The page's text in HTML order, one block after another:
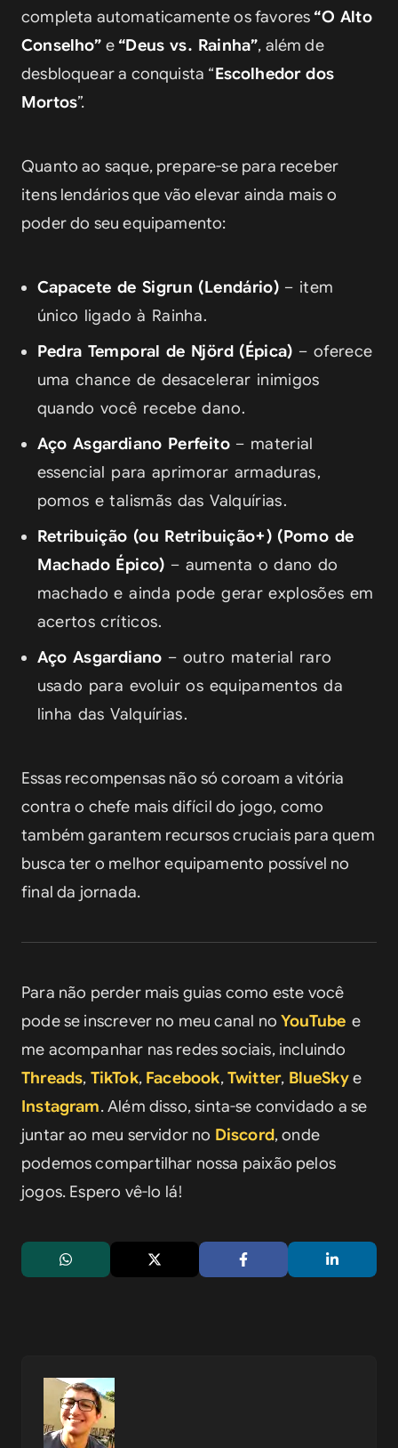
completa automaticamente os favores “O Alto
Conselho” e “Deus vs. Rainha”, além de
desbloquear a conquista “Escolhedor dos
Mortos”.
Quanto ao saque, prepare-se para receber
itens lendários que vão elevar ainda mais o
poder do seu equipamento:
Capacete de Sigrun (Lendário) – item
único ligado à Rainha.
Pedra Temporal de Njörd (Épica) – oferece
uma chance de desacelerar inimigos
quando você recebe dano.
Aço Asgardiano Perfeito– material
essencial para aprimorar armaduras,
pomos e talismãs das Valquírias.
Retribuição (ou Retribuição+) (Pomo de
Machado Épico) – aumenta o dano do
machado e ainda pode gerar explosões em
acertos críticos.
Aço Asgardiano – outro material raro
usado para evoluir os equipamentos da
linha das Valquírias.
Essas recompensas não só coroam a vitória
contra o chefe mais difícil do jogo, como
também garantem recursos cruciais para quem
busca ter o melhor equipamento possível no
final da jornada.
Para não perder mais guias como este você
pode se inscrever no meu canal no YouTube e
Threads, TikTok, Facebook, Twitter, BlueSky
Instagram. Além disso, sinta-se convidado a se
juntar ao meu servidor no Discord, onde
podemos compartilhar nossa paixão pelos
jogos. Espero vê-lo lá!